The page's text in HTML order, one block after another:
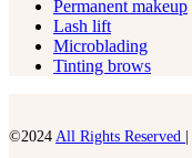
Permanent makeup
Lash lift
Microblading
Tinting brows
©2024 All Rights Reserved